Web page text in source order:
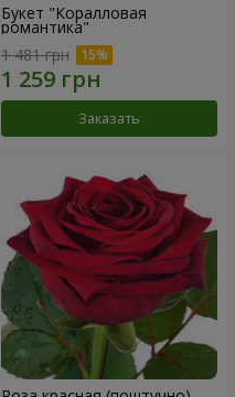
Букет "Коралловая
романтика"
1 481 грн
Заказать